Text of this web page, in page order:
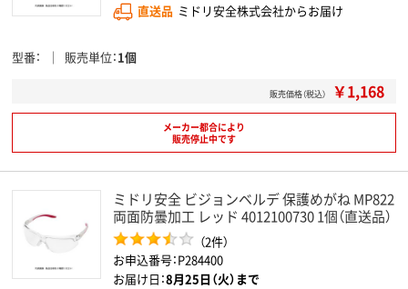
直送品 ミドリ安全株式会社からお届け
型番 販売単位 1個
販売価格（税込） ￥1,168
メーカー都合により
販売停止中です
ミドリ安全 ビジョンベルデ 保護めがね MP822
両面防曇加工 レッド 4012100730 1個（直送品）
（2件）
お申込番号：P284400
お届け日：8月25日（火）まで